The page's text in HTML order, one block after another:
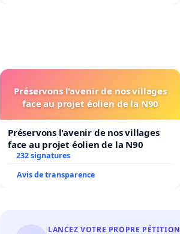
Préservons l'avenir de nos villages
face au projet éolien de la N90
Préservons l'avenir de nos villages
face au projet éolien de la N90
232 signatures
Avis de transparence
LANCEZ VOTRE PROPRE PÉTITION